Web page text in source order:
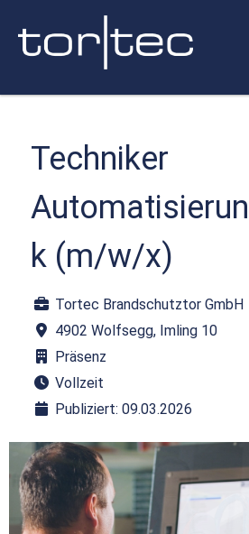
Techniker
k (m/w/x)
Tortec Brandschutztor GmbH
4902 Wolfsegg, Imling 10
Präsenz
Vollzeit
Publiziert: 09.03.2026